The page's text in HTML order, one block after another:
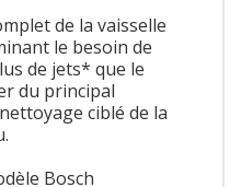
de la vaisselle
le besoin de
de jets* que le
du principal
ciblé de la
Bosch